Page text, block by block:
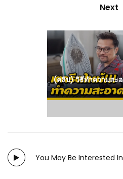
Next
You May Be Interested In